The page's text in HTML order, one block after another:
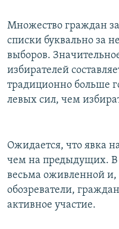
Множество граждан
списки буквально за
выборов.
избирателей
традиционно больше
левых сил, чем
Ожидается, что явка
чем на предыдущих. В
весьма оживленной и,
обозреватели,
активное участие.